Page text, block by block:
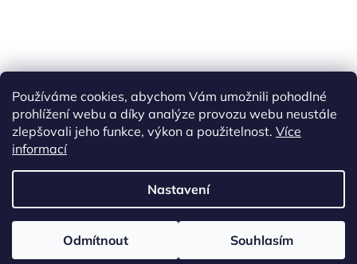
Používáme cookies, abychom Vám umožnili pohodlné
prohlížení webu a díky analýze provozu webu neustále
zlepšovali jeho funkce, výkon a použitelnost. Více
informací
Nastavení
Odmítnout Souhlasím
Tisíce výdejních míst po celé ČR
Vytvořil Shoptet
Copyright 2026akarazoo.cz. Všechna práva vyhrazena.Upravit